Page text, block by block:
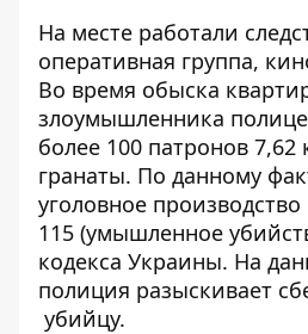
На месте работали
оперативная группа,
Во время обыска
злоумышленника
более 100 патронов 7,62
гранаты. По данному
уголовное
115 (умышленное
кодекса Украины. На
полиция разыскивает
убийцу.